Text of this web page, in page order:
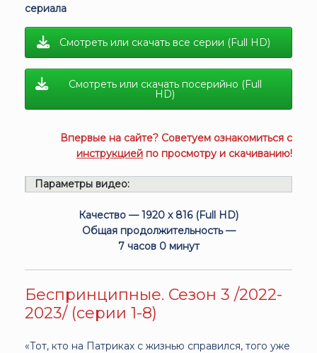
сериала
Смотреть или скачать все серии (Full HD)
Смотреть или скачать посерийно (Full
HD)
Впервые на сайте? Советуем ознакомиться с
инструкцией по просмотру и скачиванию!
Параметры видео:
Качество — 1920 x 816 (Full HD)
Общая продолжительность —
7 часов 0 минут
Беспринципные. Сезон 3 /2022-
2023/ (серии 1-8)
«Тот, кто на Патриках с жизнью справился, того уже